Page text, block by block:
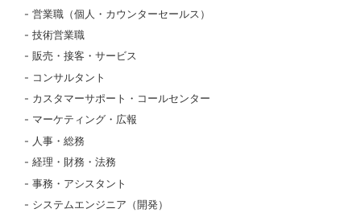
営業職（個人・カウンターセールス）
技術営業職
販売・接客・サービス
コンサルタント
カスタマーサポート・コールセンター
マーケティング・広報
人事・総務
経理・財務・法務
事務・アシスタント
システムエンジニア（開発）